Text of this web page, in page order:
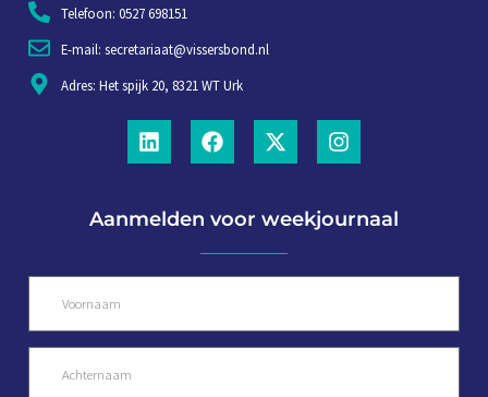
Telefoon: 0527 698151
E-mail: secretariaat@vissersbond.nl
Adres: Het spijk 20, 8321 WT Urk
Aanmelden voor weekjournaal